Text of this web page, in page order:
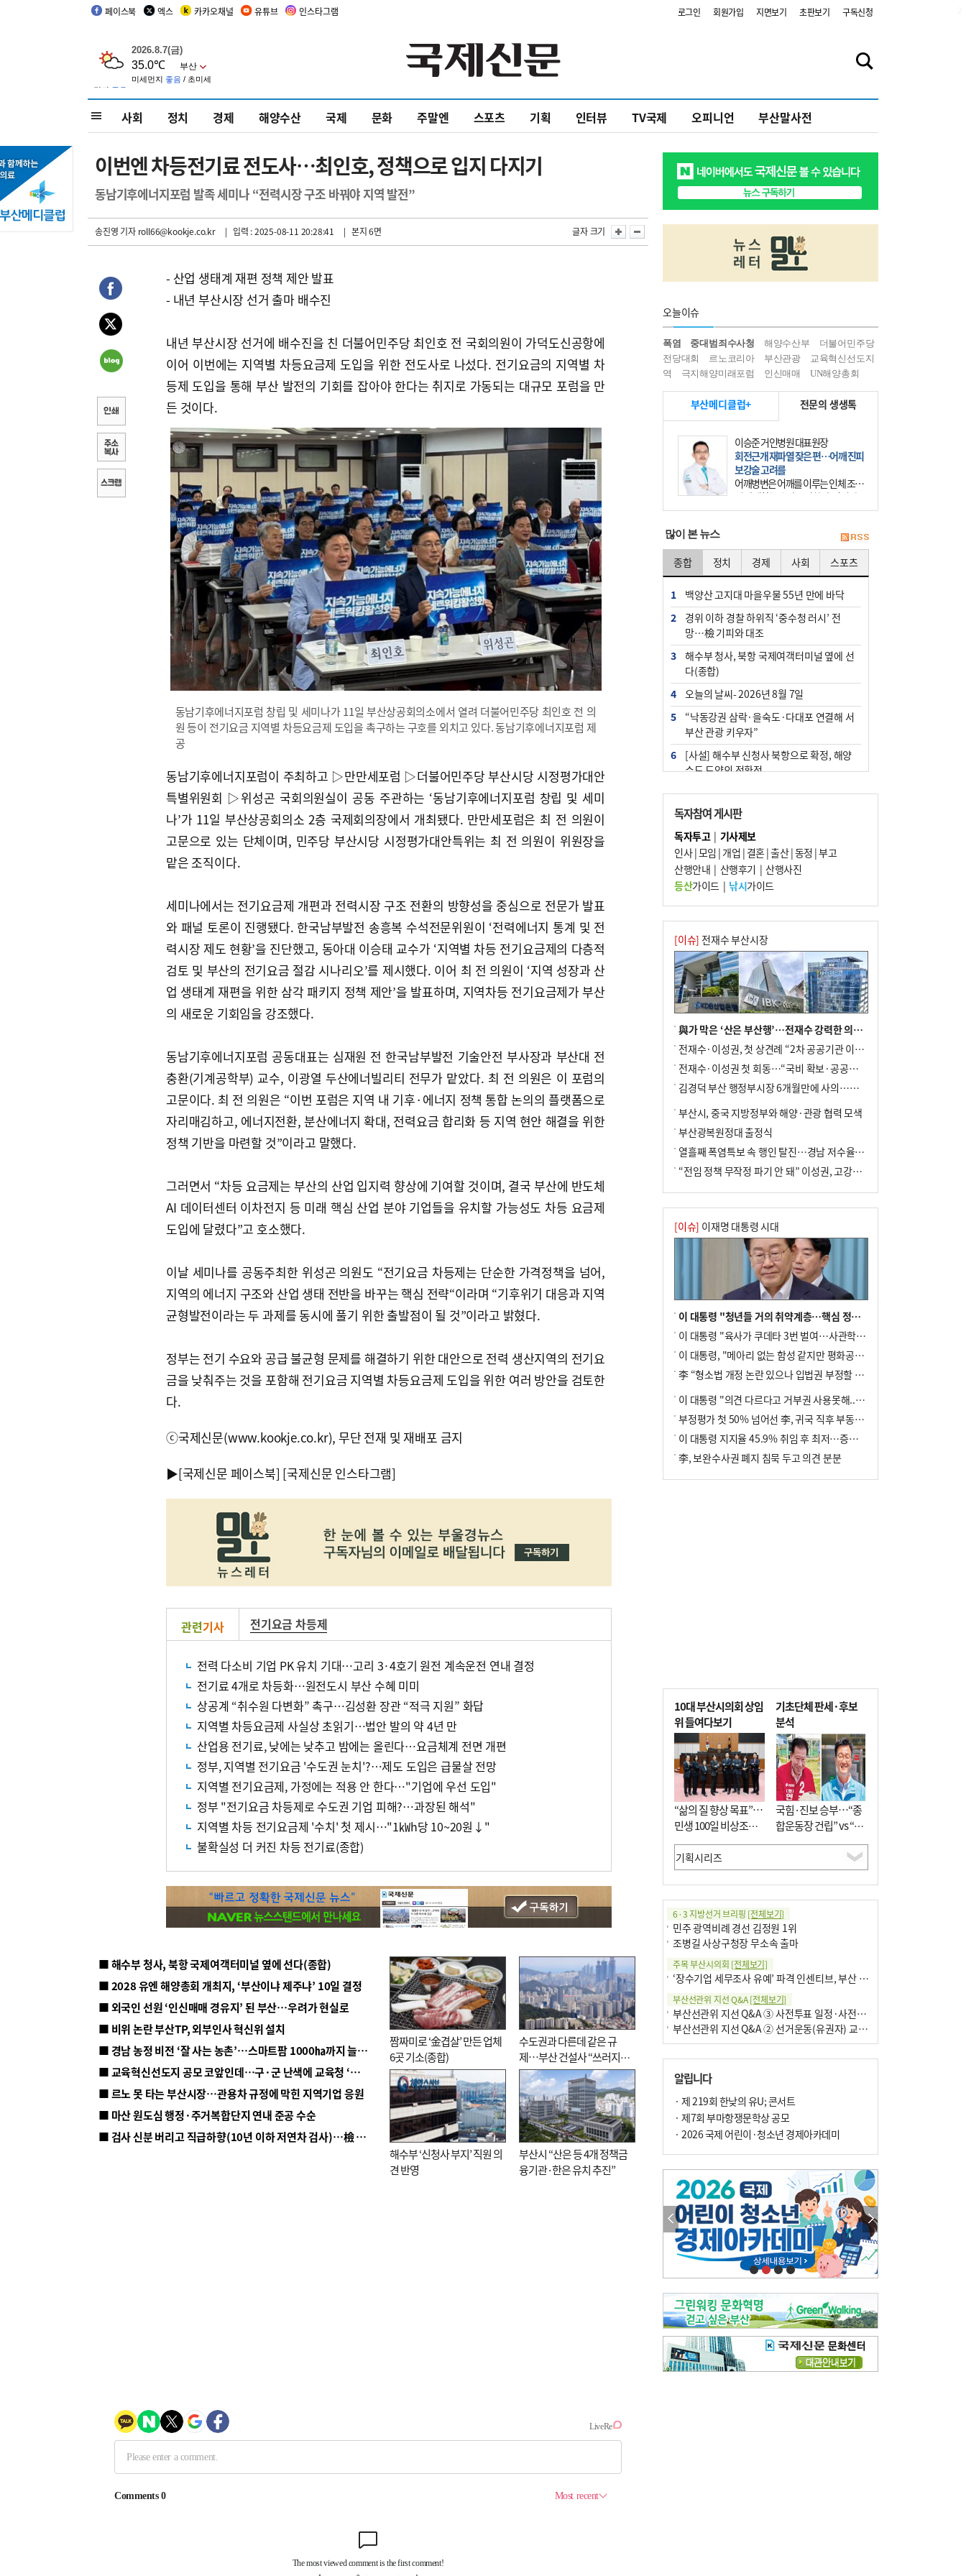
페이스북 엑스 카카오채널 유튜브 인스타그램 로그인 회원가입 지면보기 초판보기 구독신청
사회 정치 경제 해양수산 국제 문화 주말엔 스포츠 기획 인터뷰 TV국제 오피니언 부산말사전
이번엔 차등전기료 전도사…최인호, 정책으로 입지 다지기
동남기후에너지포럼 발족 세미나 “전력시장 구조 바꿔야 지역 발전”
송진영 기자roll66@kookje.co.kr | 입력 : 2025-08-11 20:28:41 | 본지 6면 글자 크기
- 산업 생태계 재편 정책 제안 발표
- 내년 부산시장 선거 출마 배수진
내년 부산시장 선거에 배수진을 친 더불어민주당 최인호 전 국회의원이 가덕도신공항에
이어 이번에는 지역별 차등요금제 도입을 위한 전도사로 나섰다. 전기요금의 지역별 차
등제 도입을 통해 부산 발전의 기회를 잡아야 한다는 취지로 가동되는 대규모 포럼을 만
든 것이다.
동남기후에너지포럼 창립 및 세미나가 11일 부산상공회의소에서 열려 더불어민주당 최인호 전 의
원 등이 전기요금 지역별 차등요금제 도입을 촉구하는 구호를 외치고 있다. 동남기후에너지포럼 제
공
동남기후에너지포럼이 주최하고 ▷만만세포럼 ▷더불어민주당 부산시당 시정평가대안
특별위원회 ▷위성곤 국회의원실이 공동 주관하는 ‘동남기후에너지포럼 창립 및 세미
나’가 11일 부산상공회의소 2층 국제회의장에서 개최됐다. 만만세포럼은 최 전 의원이
고문으로 있는 단체이며, 민주당 부산시당 시정평가대안특위는 최 전 의원이 위원장을
맡은 조직이다.
세미나에서는 전기요금제 개편과 전력시장 구조 전환의 방향성을 중심으로 전문가 발표
와 패널 토론이 진행됐다. 한국남부발전 송흥복 수석전문위원이 ‘전력에너지 통계 및 전
력시장 제도 현황’을 진단했고, 동아대 이승태 교수가 ‘지역별 차등 전기요금제의 다층적
검토 및 부산의 전기요금 절감 시나리오’를 제시했다. 이어 최 전 의원이 ‘지역 성장과 산
업 생태계 재편을 위한 삼각 패키지 정책 제안’을 발표하며, 지역차등 전기요금제가 부산
의 새로운 기회임을 강조했다.
동남기후에너지포럼 공동대표는 심재원 전 한국남부발전 기술안전 부사장과 부산대 전
충환(기계공학부) 교수, 이광열 두산에너빌리티 전무가 맡았다. 최 전 의원은 이 포럼의
고문이다. 최 전 의원은 “이번 포럼은 지역 내 기후·에너지 정책 통합 논의의 플랫폼으로
자리매김하고, 에너지전환, 분산에너지 확대, 전력요금 합리화 등 지역 현안 해결을 위한
정책 기반을 마련할 것”이라고 말했다.
그러면서 “차등 요금제는 부산의 산업 입지력 향상에 기여할 것이며, 결국 부산에 반도체
AI 데이터센터 이차전지 등 미래 핵심 산업 분야 기업들을 유치할 가능성도 차등 요금제
도입에 달렸다”고 호소했다.
이날 세미나를 공동주최한 위성곤 의원도 “전기요금 차등제는 단순한 가격정책을 넘어,
지역의 에너지 구조와 산업 생태 전반을 바꾸는 핵심 전략“이라며 “기후위기 대응과 지역
균형발전이라는 두 과제를 동시에 풀기 위한 출발점이 될 것”이라고 밝혔다.
정부는 전기 수요와 공급 불균형 문제를 해결하기 위한 대안으로 전력 생산지역의 전기요
금을 낮춰주는 것을 포함해 전기요금 지역별 차등요금제 도입을 위한 여러 방안을 검토한
다.
ⓒ국제신문(www.kookje.co.kr), 무단 전재 및 재배포 금지
▶[국제신문 페이스북] [국제신문 인스타그램]
관련기사 전기요금 차등제
전력 다소비 기업 PK 유치 기대…고리 3·4호기 원전 계속운전 연내 결정
전기료 4개로 차등화…원전도시 부산 수혜 미미
상공계 “취수원 다변화” 촉구…김성환 장관 “적극 지원” 화답
지역별 차등요금제 사실상 초읽기…법안 발의 약 4년 만
산업용 전기료, 낮에는 낮추고 밤에는 올린다…요금체계 전면 개편
정부, 지역별 전기요금 '수도권 눈치'?…제도 도입은 급물살 전망
지역별 전기요금제, 가정에는 적용 안 한다…"기업에 우선 도입"
정부 "전기요금 차등제로 수도권 기업 피해?…과장된 해석"
지역별 차등 전기요금제 '수치' 첫 제시…"1㎾h당 10~20원↓"
불확실성 더 커진 차등 전기료(종합)
■ 해수부 청사, 북항 국제여객터미널 옆에 선다(종합)
■ 2028 유엔 해양총회 개최지, ‘부산이냐 제주냐’ 10일 결정
■ 외국인 선원 ‘인신매매 경유지’ 된 부산…우려가 현실로
■ 비위 논란 부산TP, 외부인사 혁신위 설치
■ 경남 농정 비전 ‘잘 사는 농촌’…스마트팜 1000㏊까지 늘린다
■ 교육혁신선도지 공모 코앞인데…구·군 난색에 교육청 ‘쩔쩔’
■ 르노 못 타는 부산시장…관용차 규정에 막힌 지역기업 응원
■ 마산 원도심 행정·주거복합단지 연내 준공 수순
■ 검사 신분 버리고 직급하향(10년 이하 저연차 검사)…檢 중수청행 기피
짬짜미로 ‘金겹살’ 만든 업체
6곳 기소(종합)
수도권과 다른데 같은 규
제…부산 건설사 “쓰러지기
직전”
해수부 ‘신청사 부지’ 직원 의
견 반영
부산시 “산은 등 4개 정책금
융기관·한은 유치 추진”
오늘이슈
폭염 중대범죄수사청 해양수산부
더불어민주당
전당대회
르노코리아 부산관광
교육혁신선도지
역
극지해양미래포럼 인신매매 UN해양총회
부산메디클럽+ 전문의 생생톡
이승준 거인병원 대표원장
회전근개 재파열 잦은 편…어깨 진피
보강술 고려를
어깨병변은 어깨를 이루는 인체 조직
에 발생하는 손상을 말한다. 여기에
는 오십견과 회전근개 증후군, 어깨
많이 본 뉴스
종합 정치 경제 사회 스포츠
1
백양산 고지대 마을우물 55년 만에 바닥
2
경위 이하 경찰 하위직 ‘중수청 러시’ 전
망…檢 기피와 대조
3
해수부 청사, 북항 국제여객터미널 옆에 선
다(종합)
4
오늘의 날씨- 2026년 8월 7일
5
“낙동강권 삼락·을숙도·다대포 연결해 서
부산 관광 키우자”
6
[사설] 해수부 신청사 북항으로 확정, 해양
수도 도약의 전환점
7
피란마을 67년 역사인데…전교생 24명 아
미초 통폐합 기로
8
부울경 주말부터 비소식…‘극한 폭염’ 한풀
꺾일 듯
9
외국인 선원 ‘인신매매 경유지’ 된 부산…
우려가 현실로
10 부산 청소년 극지탐험대 8인, 열흘간 북극
구석구석 누빈다
독자참여 게시판
독자투고| 기사제보
인사|모임 | 개업 | 결혼|출산|동정 |부고
산행안내 | 산행후기 | 산행사진
등산가이드| 낚시가이드
[이슈] 전재수 부산시장
與가 막은 ‘산은 부산행’…전재수 강력한 의지 표명 없인 공염불
전재수·이성권, 첫 상견례 “2차 공공기관 이전 초당 협력”(종합)
전재수·이성권 첫 회동…“국비 확보·공공기관 이전 협력”
김경덕 부산 행정부시장 6개월만에 사의…후임 인선 촉각
부산시, 중국 지방정부와 해양·관광 협력 모색
부산광복원정대 출정식
열흘째 폭염특보 속 행인 탈진…경남 저수율 평년의 절반
“전임 정책 무작정 파기 안 돼” 이성권, 고강도 ‘전재수 견제’ 예고
[이슈] 이재명 대통령 시대
이 대통령 "청년들 거의 취약계층…핵심 정책 재편""
이 대통령 "육사가 쿠데타 3번 벌여…사관학교 통합 신속히 추진"
이 대통령, "메아리 없는 함성 같지만 평화공존책 계속해야"
李 “형소법 개정 논란 있으나 입법권 부정할 만큼은 아냐”(종합)
이 대통령 "의견 다르다고 거부권 사용못해.. 입법권 부정할 상황이라 보기 어려워"
부정평가 첫 50% 넘어선 李, 귀국 직후 부동산·증시 점검(종합)
이 대통령 지지율 45.9% 취임 후 최저…증시 폭락·연임 개헌 논란 영향
李, 보완수사권 폐지 침묵 두고 의견 분분
10대 부산시의회 상임
위 들여다보기
“삶의 질 향상 목표”…
민생 100일 비상조치
면밀 심사
기초단체 판세·후보
분석
국힘·진보 승부…“종
합운동장 건립” vs “출
근 공공버스 도입”
6·3 지방선거 브리핑 [전체보기]
민주 광역비례 경선 김정원 1위
조병길 사상구청장 무소속 출마
주목 부산시의회 [전체보기]
‘장수기업 세무조사 유예’ 파격 인센티브, 부산 유출 막을까
부산선관위 지선 Q&A[전체보기]
부산선관위 지선 Q&A ③ 사전투표 일정·사전투표함 보관
부산선관위 지선 Q&A ② 선거운동(유권자) 교육감투표용지
알립니다
· 제 219회 한낮의 유U; 콘서트
· 제7회 부마항쟁문학상 공모
· 2026 국제 어린이·청소년 경제아카데미